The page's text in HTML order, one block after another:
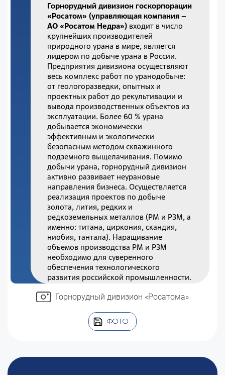
Горнорудный дивизион госкорпорации
«Росатом» (управляющая компания –
АО «Росатом Недра») входит в число
крупнейших производителей
природного урана в мире, является
лидером по добыче урана в России.
Предприятия дивизиона осуществляют
весь комплекс работ по уранодобыче:
от геологоразведки, опытных и
проектных работ до рекультивации и
вывода производственных объектов из
эксплуатации. Более 60 % урана
добывается экономически
эффективным и экологически
безопасным методом скважинного
подземного выщелачивания. Помимо
добычи урана, горнорудный дивизион
активно развивает неурановые
направления бизнеса. Осуществляется
реализация проектов по добыче
золота, лития, редких и
редкоземельных металлов (РМ и РЗМ, а
именно: титана, циркония, скандия,
ниобия, тантала). Наращивание
объемов производства РМ и РЗМ
необходимо для суверенного
обеспечения технологического
развития российской промышленности.
Горнорудный дивизион «Росатома»
ФОТО